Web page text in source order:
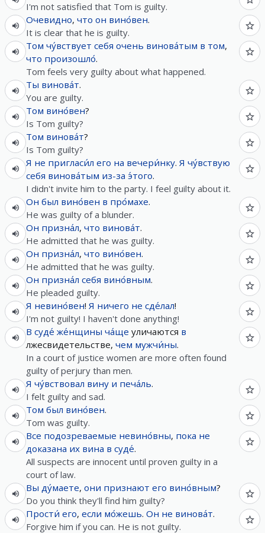
I'm not satisfied that Tom is guilty.
Очевидно, что он вино́вен.
It is clear that he is guilty.
Том чу́вствует себя очень винова́тым в том,
что произошло́.
Tom feels very guilty about what happened.
Ты винова́т.
You are guilty.
Том вино́вен?
Is Tom guilty?
Том винова́т?
Is Tom guilty?
Я не пригласи́л его на вечери́нку. Я чу́вствую
себя винова́тым из-за э́того.
I didn't invite him to the party. I feel guilty about it.
Он был вино́вен в про́махе.
He was guilty of a blunder.
Он призна́л, что винова́т.
He admitted that he was guilty.
Он призна́л, что вино́вен.
He admitted that he was guilty.
Он призна́л себя вино́вным.
He pleaded guilty.
Я невино́вен! Я ничего не сде́лал!
I'm not guilty! I haven't done anything!
В суде́ же́нщины ча́ще уличаются в
лжесвидетельстве, чем мужчи́ны.
In a court of justice women are more often found
guilty of perjury than men.
Я чу́вствовал вину и печа́ль.
I felt guilty and sad.
Том был вино́вен.
Tom was guilty.
Все подозреваемые невино́вны, пока не
доказана их вина в суде́.
All suspects are innocent until proven guilty in a
court of law.
Вы ду́маете, они признают его вино́вным?
Do you think they'll find him guilty?
Прости́ его, если мо́жешь. Он не винова́т.
Forgive him if you can. He is not guilty.